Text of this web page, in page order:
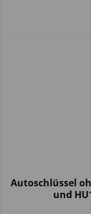
Autoschlüssel
und